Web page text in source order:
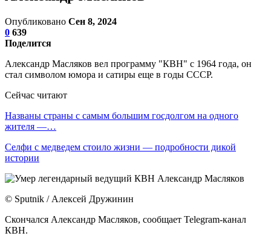
Опубликовано Сен 8, 2024
0 639
Поделится
Александр Масляков вел программу "КВН" с 1964 года, он
стал символом юмора и сатиры еще в годы СССР.
Сейчас читают
Названы страны с самым большим госдолгом на одного
жителя —…
Селфи с медведем стоило жизни — подробности дикой
истории
© Sputnik / Алексей Дружинин
Скончался Александр Масляков, сообщает Telegram-канал
КВН.